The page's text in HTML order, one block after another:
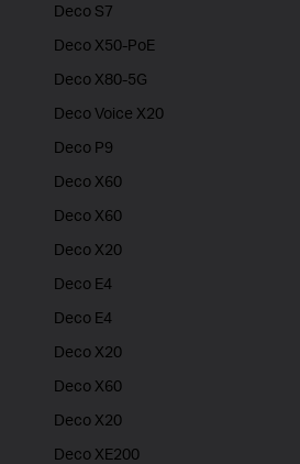
Deco S7
Deco X50-PoE
Deco X80-5G
Deco Voice X20
Deco P9
Deco X60
Deco X60
Deco X20
Deco E4
Deco E4
Deco X20
Deco X60
Deco X20
Deco XE200